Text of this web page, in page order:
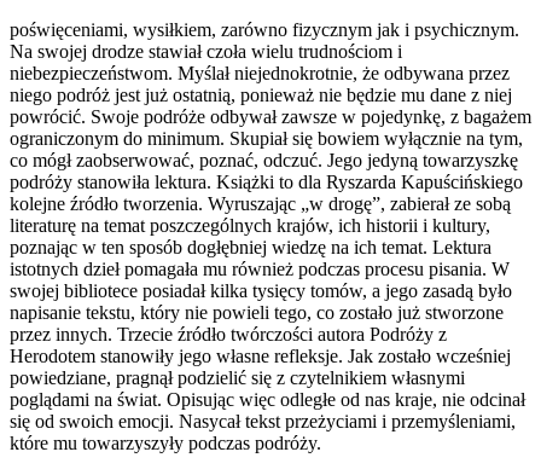
poświęceniami, wysiłkiem, zarówno fizycznym jak i psychicznym.
Na swojej drodze stawiał czoła wielu trudnościom i
niebezpieczeństwom. Myślał niejednokrotnie, że odbywana przez
niego podróż jest już ostatnią, ponieważ nie będzie mu dane z niej
powrócić. Swoje podróże odbywał zawsze w pojedynkę, z bagażem
ograniczonym do minimum. Skupiał się bowiem wyłącznie na tym,
co mógł zaobserwować, poznać, odczuć. Jego jedyną towarzyszkę
podróży stanowiła lektura. Książki to dla Ryszarda Kapuścińskiego
kolejne źródło tworzenia. Wyruszając „w drogę”, zabierał ze sobą
literaturę na temat poszczególnych krajów, ich historii i kultury,
poznając w ten sposób dogłębniej wiedzę na ich temat. Lektura
istotnych dzieł pomagała mu również podczas procesu pisania. W
swojej bibliotece posiadał kilka tysięcy tomów, a jego zasadą było
napisanie tekstu, który nie powieli tego, co zostało już stworzone
przez innych. Trzecie źródło twórczości autora Podróży z
Herodotem stanowiły jego własne refleksje. Jak zostało wcześniej
powiedziane, pragnął podzielić się z czytelnikiem własnymi
poglądami na świat. Opisując więc odległe od nas kraje, nie odcinał
się od swoich emocji. Nasycał tekst przeżyciami i przemyśleniami,
które mu towarzyszyły podczas podróży.